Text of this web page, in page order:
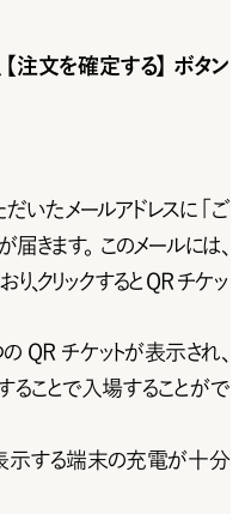
注文を確定する】ボタン
いたメールアドレスに「ご
きます。このメールには、
、クリックするとQRチケッ
Q R チ ケットが 表 示 され 、
ることで入場することがで
示する端末の充電が十分